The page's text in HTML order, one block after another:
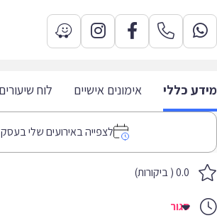
כללי אימונים אישיים לוח שיעורים
לצפייה באירועים שלי בעסק זה
0.0 ( ביקורות)
סגור